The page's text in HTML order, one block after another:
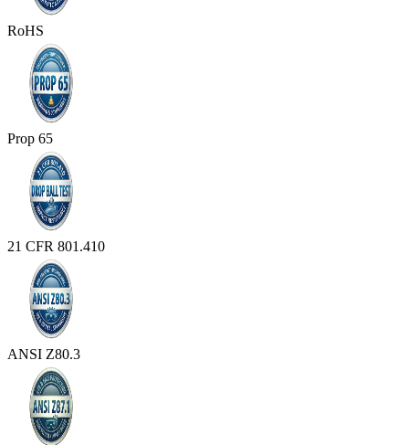
RoHS
Prop 65
21 CFR 801.410
ANSI Z80.3